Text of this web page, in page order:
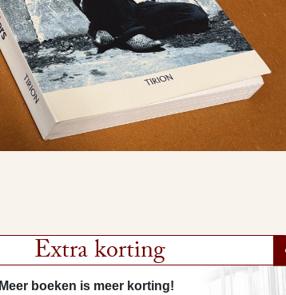
Extra korting
Meer boeken is meer korting!